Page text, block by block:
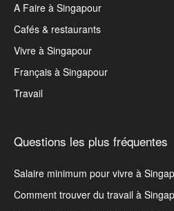
A Faire à Singapour
Cafés & restaurants
Vivre à Singapour
Français à Singapour
Travail
Questions les plus fréquentes
Salaire minimum pour vivre à
Comment trouver du travail à